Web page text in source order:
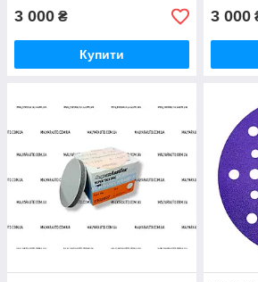
3 000 ₴
Купити
3 000